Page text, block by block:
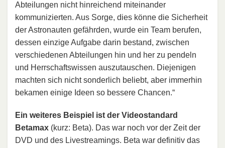
Abteilungen nicht hinreichend miteinander
kommunizierten. Aus Sorge, dies könne die Sicherheit
der Astronauten gefährden, wurde ein Team berufen,
dessen einzige Aufgabe darin bestand, zwischen
verschiedenen Abteilungen hin und her zu pendeln
und Herrschaftswissen auszutauschen. Diejenigen
machten sich nicht sonderlich beliebt, aber immerhin
bekamen einige Ideen so bessere Chancen.“
Ein weiteres Beispiel ist der Videostandard
Betamax (kurz: Beta). Das war noch vor der Zeit der
DVD und des Livestreamings. Beta war definitiv das